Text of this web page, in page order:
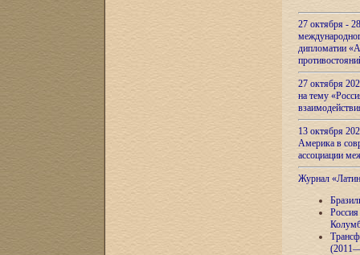
27 октября -
дипломатии
27 октября
на тему
13 октября
Америка в
ассоциации
Журнал